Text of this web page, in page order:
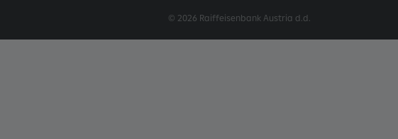
© 2026 Raiffeisenbank Austria d.d.